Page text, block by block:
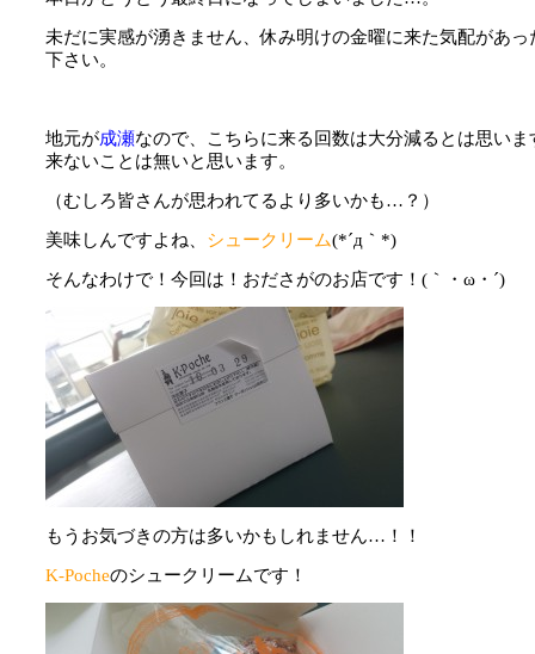
未だに実感が湧きません、休み明けの金曜に来た気配があっ
下さい。
地元が成瀬なので、こちらに来る回数は大分減るとは思いま
来ないことは無いと思います。
（むしろ皆さんが思われてるより多いかも…？）
美味しんですよね、 シュークリーム(*´д｀*)
そんなわけで！今回は！おださがのお店です！(｀・ω・´)
もうお気づきの方は多いかもしれません…！！
K-Pocheのシュークリームです！